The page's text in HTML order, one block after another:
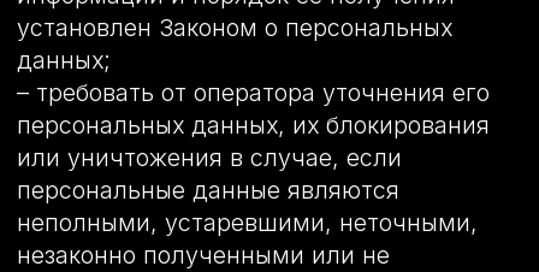
5.8.3 Передача (распространение,
предоставление, доступ) персональных
данных, разрешенных субъектом
персональных данных для
распространения, должна быть
прекращена в любое время по
требованию субъекта персональных
данных. Данное требование должно
включать в себя фамилию, имя, отчество
(при наличии), контактную информацию
(номер телефона, адрес электронной
почты или почтовый адрес) субъекта